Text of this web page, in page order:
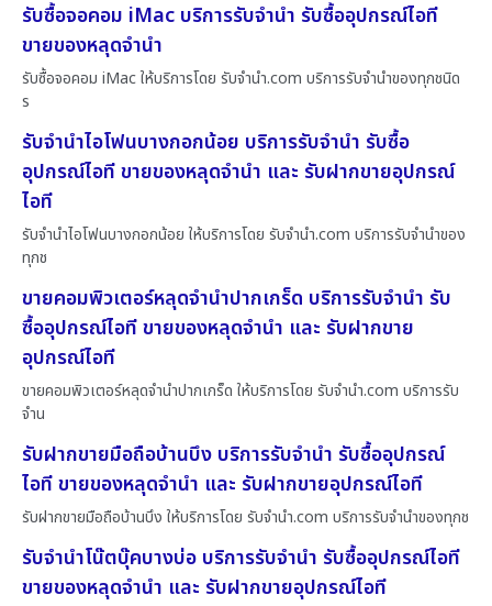
รับซื้อจอคอม iMac บริการรับจำนำ รับซื้ออุปกรณ์ไอที
ขายของหลุดจำนำ
รับซื้อจอคอม iMac ให้บริการโดย รับจํานํา.com บริการรับจำนำของทุกชนิด
ร
รับจำนำไอโฟนบางกอกน้อย บริการรับจำนำ รับซื้อ
อุปกรณ์ไอที ขายของหลุดจำนำ และ รับฝากขายอุปกรณ์
ไอที
รับจำนำไอโฟนบางกอกน้อย ให้บริการโดย รับจํานํา.com บริการรับจำนำของ
ทุกช
ขายคอมพิวเตอร์หลุดจำนำปากเกร็ด บริการรับจำนำ รับ
ซื้ออุปกรณ์ไอที ขายของหลุดจำนำ และ รับฝากขาย
อุปกรณ์ไอที
ขายคอมพิวเตอร์หลุดจำนำปากเกร็ด ให้บริการโดย รับจํานํา.com บริการรับ
จำน
รับฝากขายมือถือบ้านบึง บริการรับจำนำ รับซื้ออุปกรณ์
ไอที ขายของหลุดจำนำ และ รับฝากขายอุปกรณ์ไอที
รับฝากขายมือถือบ้านบึง ให้บริการโดย รับจํานํา.com บริการรับจำนำของทุกช
รับจำนำโน๊ตบุ๊คบางบ่อ บริการรับจำนำ รับซื้ออุปกรณ์ไอที
ขายของหลุดจำนำ และ รับฝากขายอุปกรณ์ไอที